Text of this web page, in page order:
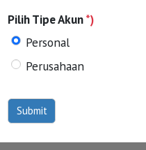
Pilih Tipe Akun*)
Personal
Perusahaan